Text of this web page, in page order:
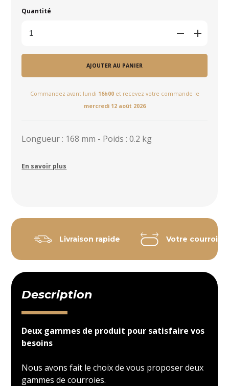
Quantité
AJOUTER AU PANIER
Commandez avant lundi 16h00et recevez votre commande le
mercredi 12 août 2026
Longueur : 168 mm - Poids : 0.2 kg
En savoir plus
Livraison rapide Votre courroie
Description
Deux gammes de produit pour satisfaire vos
besoins
Nous avons fait le choix de vous proposer deux
gammes de courroies.